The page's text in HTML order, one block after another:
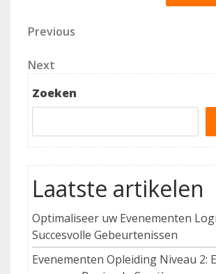
Berichtnavigatie
Previous
Previous
Next
Post
Next
Zoeken
Laatste artikelen
Optimaliseer uw Evenementen
Succesvolle Gebeurtenissen
Evenementen Opleiding Niveau 2: